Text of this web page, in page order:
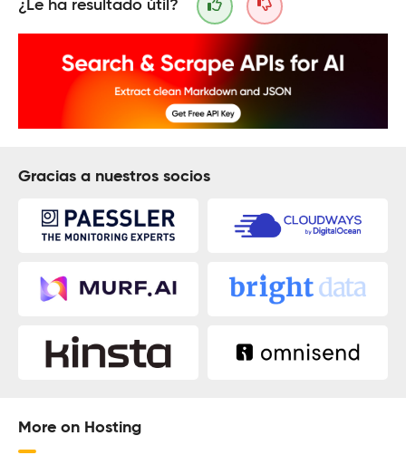
¿Le ha resultado útil?
Gracias a nuestros socios
More on Hosting